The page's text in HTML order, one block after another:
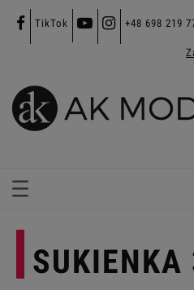
TikTok +48 698 219